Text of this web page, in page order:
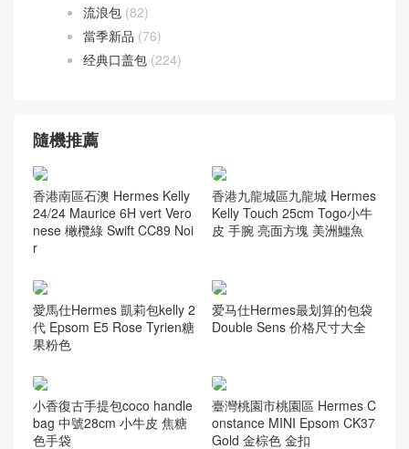
流浪包 (82)
當季新品 (76)
经典口盖包 (224)
隨機推薦
香港南區石澳 Hermes Kelly
24/24 Maurice 6H vert Vero
nese 橄欖綠 Swift CC89 Noi
r
香港九龍城區九龍城 Hermes
Kelly Touch 25cm Togo小牛
皮 手腕 亮面方塊 美洲鱷魚
愛馬仕Hermes 凱莉包kelly 2
代 Epsom E5 Rose Tyrien糖
果粉色
爱马仕Hermes最划算的包袋
Double Sens 价格尺寸大全
小香復古手提包coco handle
bag 中號28cm 小牛皮 焦糖
色手袋
臺灣桃園市桃園區 Hermes C
onstance MINI Epsom CK37
Gold 金棕色 金扣